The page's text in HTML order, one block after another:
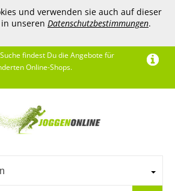
und verwenden sie auch auf dieser
unseren Datenschutzbestimmungen.
findest Du die Angebote für
Online-Shops.